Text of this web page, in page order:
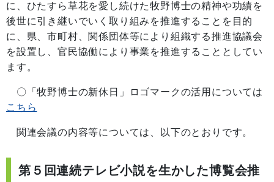
に、ひたすら草花を愛し続けた牧野博士の精神や功績を
後世に引き継いでいく取り組みを推進することを目的
に、県、市町村、関係団体等により組織する推進協議会
を設置し、官民協働により事業を推進することとしてい
ます。
〇「牧野博士の新休日」ロゴマークの活用については
こちら
関連会議の内容等については、以下のとおりです。
第５回連続テレビ小説を生かした博覧会推